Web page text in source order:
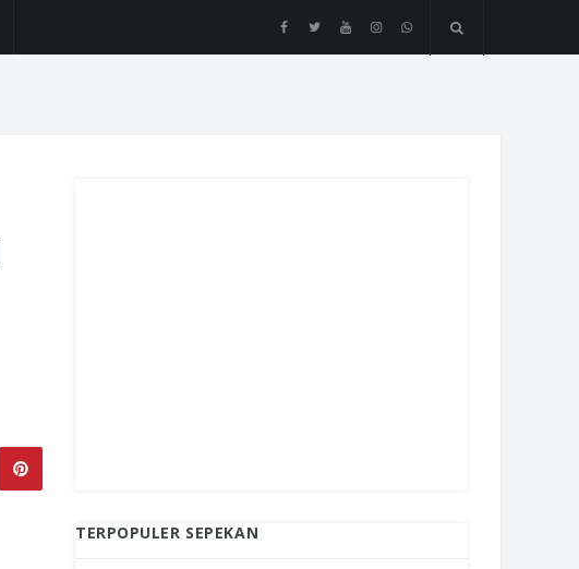
TERPOPULER SEPEKAN